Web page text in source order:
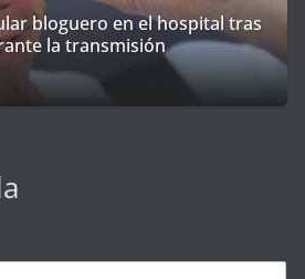
bloguero en el hospital tras
la transmisión